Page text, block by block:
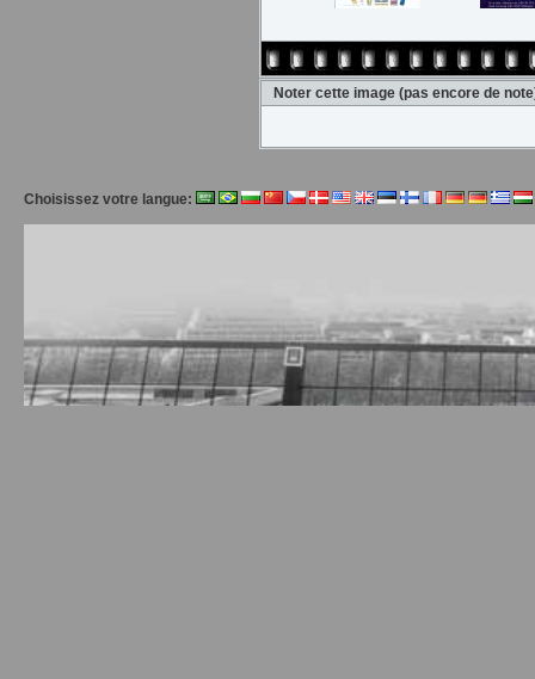
Noter cette image(pas encore de
Choisissez votre langue: